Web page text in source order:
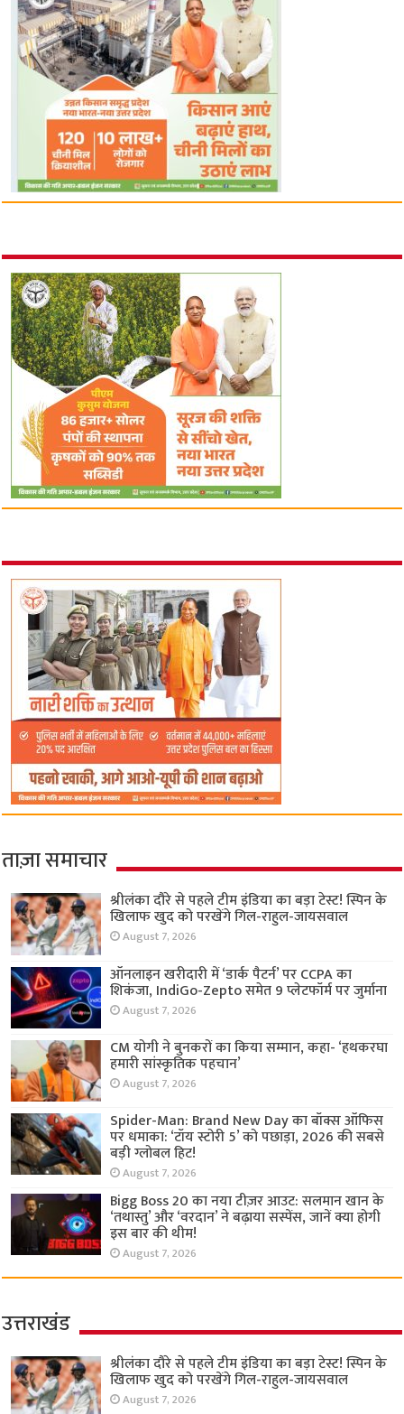
ताज़ा समाचार
श्रीलंका दौरे से पहले टीम इंडिया का बड़ा टेस्ट! स्पिन के
खिलाफ खुद को परखेंगे गिल-राहुल-जायसवाल
August 7, 2026
ऑनलाइन खरीदारी में ‘डार्क पैटर्न’ पर CCPA का
शिकंजा, IndiGo-Zepto समेत 9 प्लेटफॉर्म पर जुर्माना
August 7, 2026
CM योगी ने बुनकरों का किया सम्मान, कहा- ‘हथकरघा
हमारी सांस्कृतिक पहचान’
August 7, 2026
Spider-Man: Brand New Day का बॉक्स ऑफिस
पर धमाका: ‘टॉय स्टोरी 5’ को पछाड़ा, 2026 की सबसे
बड़ी ग्लोबल हिट!
August 7, 2026
Bigg Boss 20 का नया टीज़र आउट: सलमान खान के
‘तथास्तु’ और ‘वरदान’ ने बढ़ाया सस्पेंस, जानें क्या होगी
इस बार की थीम!
August 7, 2026
उत्तराखंड
श्रीलंका दौरे से पहले टीम इंडिया का बड़ा टेस्ट! स्पिन के
खिलाफ खुद को परखेंगे गिल-राहुल-जायसवाल
August 7, 2026